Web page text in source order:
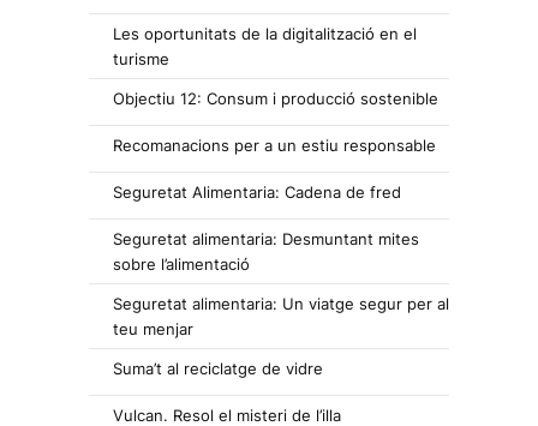
Les oportunitats de la digitalització en el
turisme
Objectiu 12: Consum i producció sostenible
Recomanacions per a un estiu responsable
Seguretat Alimentaria: Cadena de fred
Seguretat alimentaria: Desmuntant mites
sobre l’alimentació
Seguretat alimentaria: Un viatge segur per al
teu menjar
Suma’t al reciclatge de vidre
Vulcan. Resol el misteri de l’illa